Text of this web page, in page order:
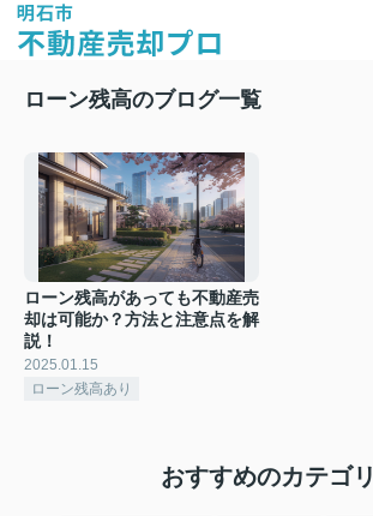
ローン残高のブログ一覧
ローン残高があっても不動産売
却は可能か？方法と注意点を解
説！
2025.01.15
ローン残高あり
おすすめのカテゴリ